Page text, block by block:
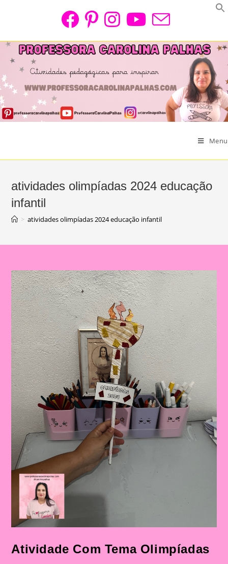
Menu
atividades olimpíadas 2024 educação
infantil
> atividades olimpíadas 2024 educação infantil
Atividade Com Tema Olimpíadas